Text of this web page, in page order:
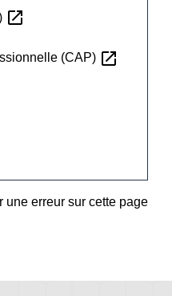
open_in_new
(CAP) open_in_new
une erreur sur cette page